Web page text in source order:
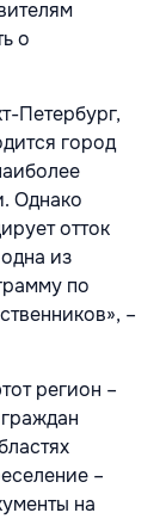
о
Петербург,
город
Однако
отток
из
по
–
регион –
–
на